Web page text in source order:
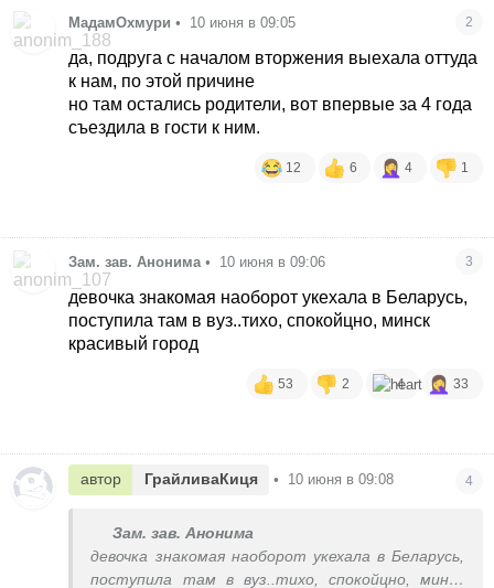
МадамОхмури • 10 июня в 09:05 2
да, подруга с началом вторжения выехала оттуда
к нам, по этой причине
но там остались родители, вот впервые за 4 года
съездила в гости к ним.
12 6 4 1
Зам. зав. Анонима • 10 июня в 09:06 3
девочка знакомая наоборот укехала в Беларусь,
поступила там в вуз..тихо, спокойцно, минск
красивый город
53 2 4 33
автор ГрайливаКиця • 10 июня в 09:08 4
Зам. зав. Анонима
девочка знакомая наоборот укехала в Беларусь,
поступила там в вуз..тихо, спокойцно, минск